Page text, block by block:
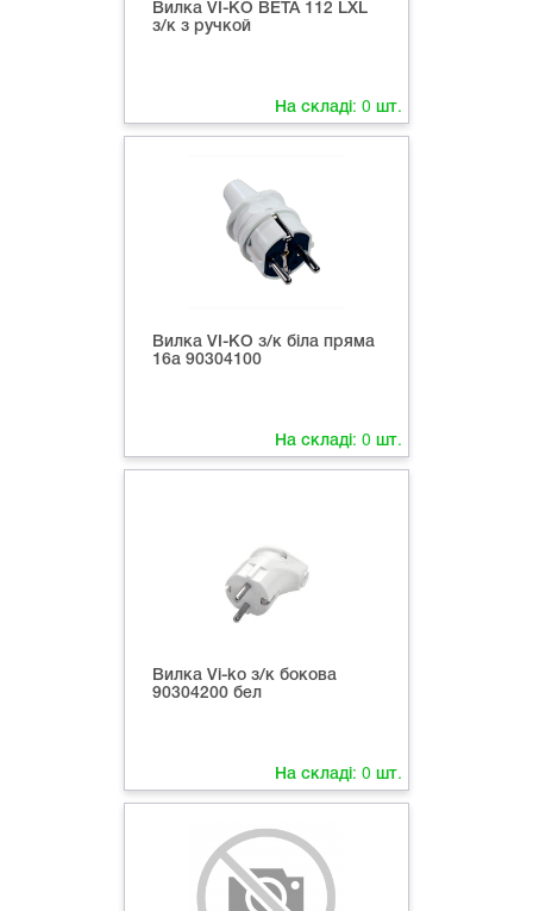
Вилка VI-KO ВЕТА 112 LXL
з/к з ручкой
На складі: 0 шт.
Вилка VI-KO з/к біла пряма
16а 90304100
На складі: 0 шт.
Вилка Vi-ko з/к бокова
90304200 бел
На складі: 0 шт.